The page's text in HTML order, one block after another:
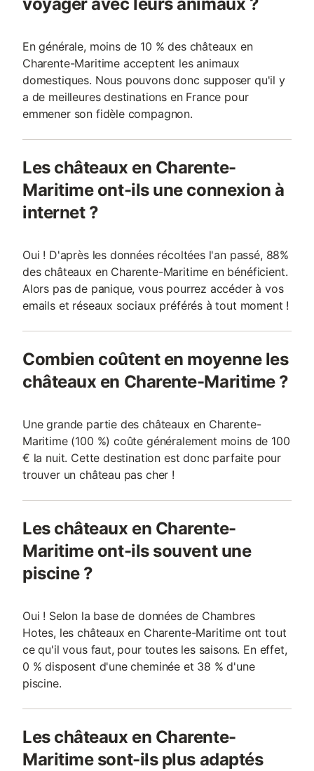
En générale, moins de 10 % des châteaux en
Charente-Maritime acceptent les animaux
domestiques. Nous pouvons donc supposer qu'il y
a de meilleures destinations en France pour
emmener son fidèle compagnon.
Les châteaux en Charente-
Maritime ont-ils une connexion à
internet ?
Oui ! D'après les données récoltées l'an passé, 88%
des châteaux en Charente-Maritime en bénéficient.
Alors pas de panique, vous pourrez accéder à vos
emails et réseaux sociaux préférés à tout moment !
Combien coûtent en moyenne les
châteaux en Charente-Maritime ?
Une grande partie des châteaux en Charente-
Maritime (100 %) coûte généralement moins de 100
€ la nuit. Cette destination est donc parfaite pour
trouver un château pas cher !
Les châteaux en Charente-
Maritime ont-ils souvent une
piscine ?
Oui ! Selon la base de données de Chambres
Hotes, les châteaux en Charente-Maritime ont tout
ce qu'il vous faut, pour toutes les saisons. En effet,
0 % disposent d'une cheminée et 38 % d'une
piscine.
Les châteaux en Charente-
Maritime sont-ils plus adaptés